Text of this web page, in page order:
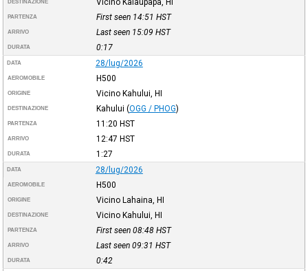
DESTINAZIONE
PARTENZA First seen 14:51 HST
ARRIVO Last seen 15:09 HST
DURATA 0:17
DATA 28/lug/2026
AEROMOBILE H500
ORIGINE Vicino Kahului, HI
DESTINAZIONE Kahului (OGG / PHOG)
PARTENZA 11:20 HST
ARRIVO 12:47 HST
DURATA 1:27
DATA 28/lug/2026
AEROMOBILE H500
ORIGINE Vicino Lahaina, HI
DESTINAZIONE Vicino Kahului, HI
PARTENZA First seen 08:48 HST
ARRIVO Last seen 09:31 HST
DURATA 0:42